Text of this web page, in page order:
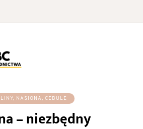
NASIONA, CEBULE
– niezbędny